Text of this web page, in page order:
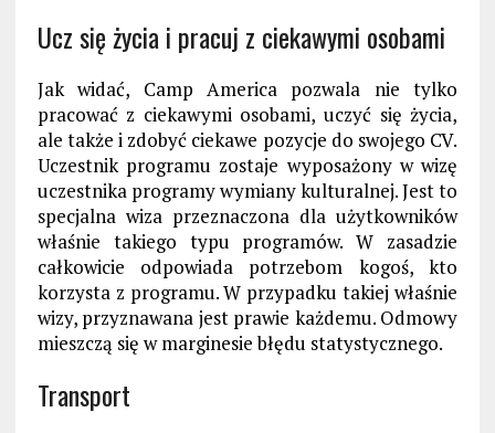
Ucz się życia i pracuj z ciekawymi osobami
Jak widać, Camp America pozwala nie tylko
pracować z ciekawymi osobami, uczyć się życia,
ale także i zdobyć ciekawe pozycje do swojego CV.
Uczestnik programu zostaje wyposażony w wizę
uczestnika programy wymiany kulturalnej. Jest to
specjalna wiza przeznaczona dla użytkowników
właśnie takiego typu programów. W zasadzie
całkowicie odpowiada potrzebom kogoś, kto
korzysta z programu. W przypadku takiej właśnie
wizy, przyznawana jest prawie każdemu. Odmowy
mieszczą się w marginesie błędu statystycznego.
Transport